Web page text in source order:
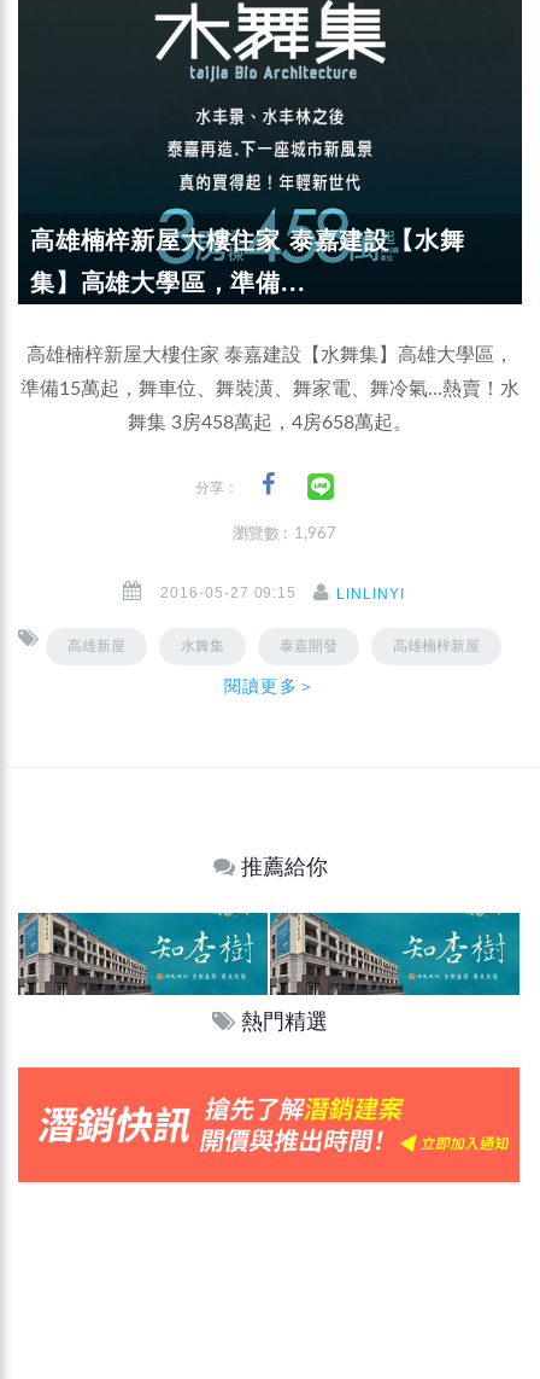
高雄楠梓新屋大樓住家 泰嘉建設【水舞
集】高雄大學區，準備...
高雄楠梓新屋大樓住家 泰嘉建設【水舞集】高雄大學區，
準備15萬起，舞車位、舞裝潢、舞家電、舞冷氣…熱賣！水
舞集 3房458萬起，4房658萬起。
分享：
瀏覽數 : 1,967
2016-05-27 09:15 LINLINYI
高雄新屋 水舞集 泰嘉開發 高雄楠梓新屋
閱讀更多＞
推薦給你
熱門精選